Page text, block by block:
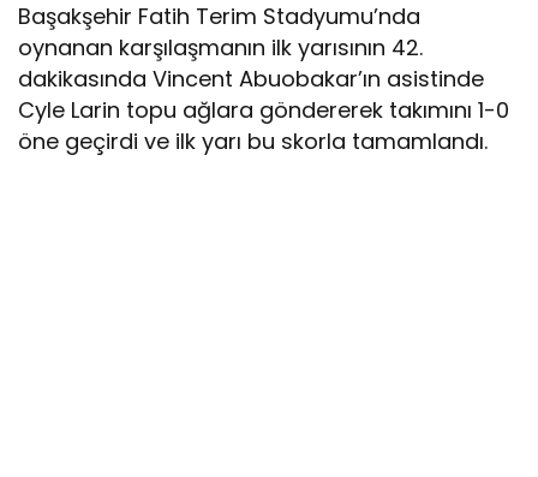
Başakşehir Fatih Terim Stadyumu’nda
oynanan karşılaşmanın ilk yarısının 42.
dakikasında Vincent Abuobakar’ın asistinde
Cyle Larin topu ağlara göndererek takımını 1-0
öne geçirdi ve ilk yarı bu skorla tamamlandı.